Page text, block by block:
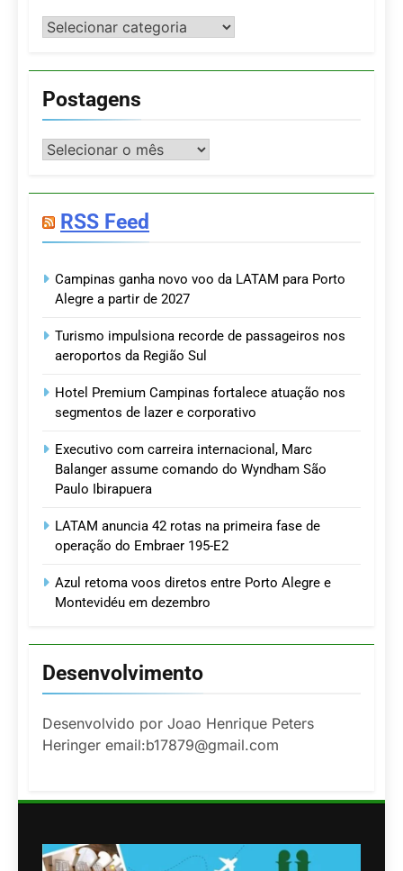
Categorias
Postagens
Postagens
RSS Feed
Campinas ganha novo voo da LATAM para Porto
Alegre a partir de 2027
Turismo impulsiona recorde de passageiros nos
aeroportos da Região Sul
Hotel Premium Campinas fortalece atuação nos
segmentos de lazer e corporativo
Executivo com carreira internacional, Marc
Balanger assume comando do Wyndham São
Paulo Ibirapuera
LATAM anuncia 42 rotas na primeira fase de
operação do Embraer 195-E2
Azul retoma voos diretos entre Porto Alegre e
Montevidéu em dezembro
Desenvolvimento
Desenvolvido por Joao Henrique Peters
Heringer email:b17879@gmail.com